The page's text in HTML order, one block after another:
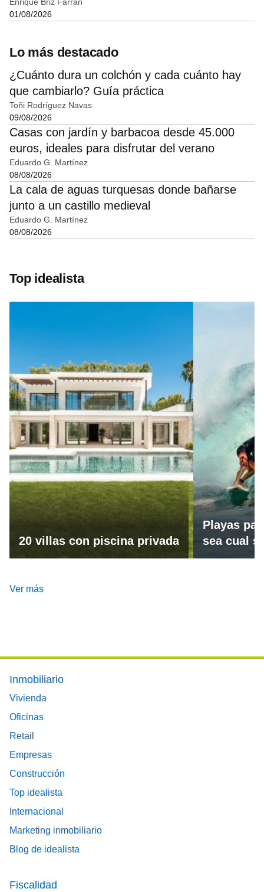
01/08/2026
Lo más destacado
¿Cuánto dura un colchón y cada cuánto hay
que cambiarlo? Guía práctica
Toñi Rodríguez Navas
09/08/2026
Casas con jardín y barbacoa desde 45.000
euros, ideales para disfrutar del verano
Eduardo G. Martínez
08/08/2026
La cala de aguas turquesas donde bañarse
junto a un castillo medieval
Eduardo G. Martínez
08/08/2026
Top idealista
20 villas con piscina privada
Playas
sea cual
Ver más
Footer main menu
Inmobiliario
Vivienda
Oficinas
Retail
Empresas
Construcción
Top idealista
Internacional
Marketing inmobiliario
Blog de idealista
Fiscalidad